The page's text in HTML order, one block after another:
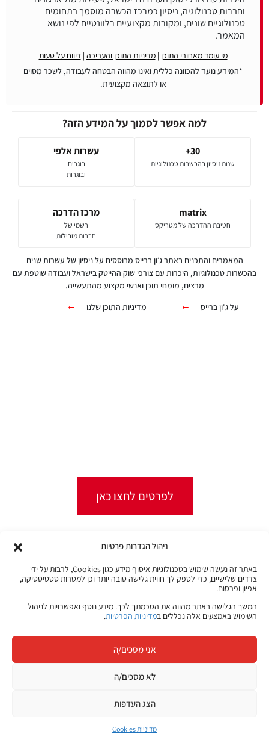
ניהול הגדרות פרטיות
באתר זה נעשה שימוש בטכנולוגיות איסוף מידע כגון Cookies, לרבות על ידי
צדדים שלישיים, כדי לספק לך חווית גלישה טובה יותר וכן למטרות סטטיסטיקה,
אפיון ופרסום.
המשך הגלישה באתר מהווה את הסכמתך לכך. מידע נוסף ואפשרויות לניהול
השימוש באמצעים אלה נכללים במדיניות הפרטיות.
אני מסכים/ה
לא מסכים/ה
הצג העדפות
מדיניות Cookies
וחברות טכנולוגיה, ניסיון כמרכז הכשרה מוסמך בתחומים
טכנולוגיים שונים, ומקורות מקצועיים רלוונטיים לפי נושא
המאמר.
מי עומד מאחורי התוכן |מדיניות התוכן והעריכה |דיווח על טעות
*המידע נועד להכוונה כללית ואינו מהווה הבטחה לעבודה, לשכר מסוים
או לתוצאה מקצועית.
למה אפשר לסמוך על המידע הזה?
30+
שנות ניסיון בהכשרות טכנולוגיות
עשרות אלפי
בוגרים
ובוגרות
matrix
חטיבת ההדרכה של מטריקס
מרכז הדרכה
רשמי של
חברות מובילות
המאמרים והתכנים באתר ג׳ון ברייס מבוססים על ניסיון של עשרות שנים
בהכשרות טכנולוגיות, היכרות עם צורכי שוק ההייטק בישראל ועבודה שוטפת עם
מרצים, מומחי תוכן ואנשי מקצוע מהתעשייה.
על ג'ון ברייס
מדיניות התוכן שלנו
לפרטים לחצו כאן
קורסים מקוונים
JB Jobs
קריירה בהייטק
הצעד הבא שלך
מתחיל כאן
ההייטק, הדאטה, הסייבר, הפיתוח, התשתיות ועוד.
משרות בתחומי טכנולוגיה והייטק